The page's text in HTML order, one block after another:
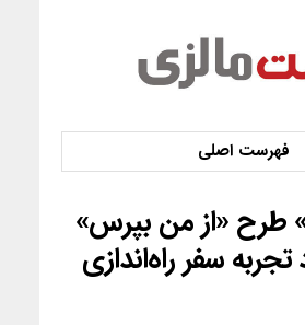
طرح «از من بپرس»
تجربه سفر راه‌اندازی